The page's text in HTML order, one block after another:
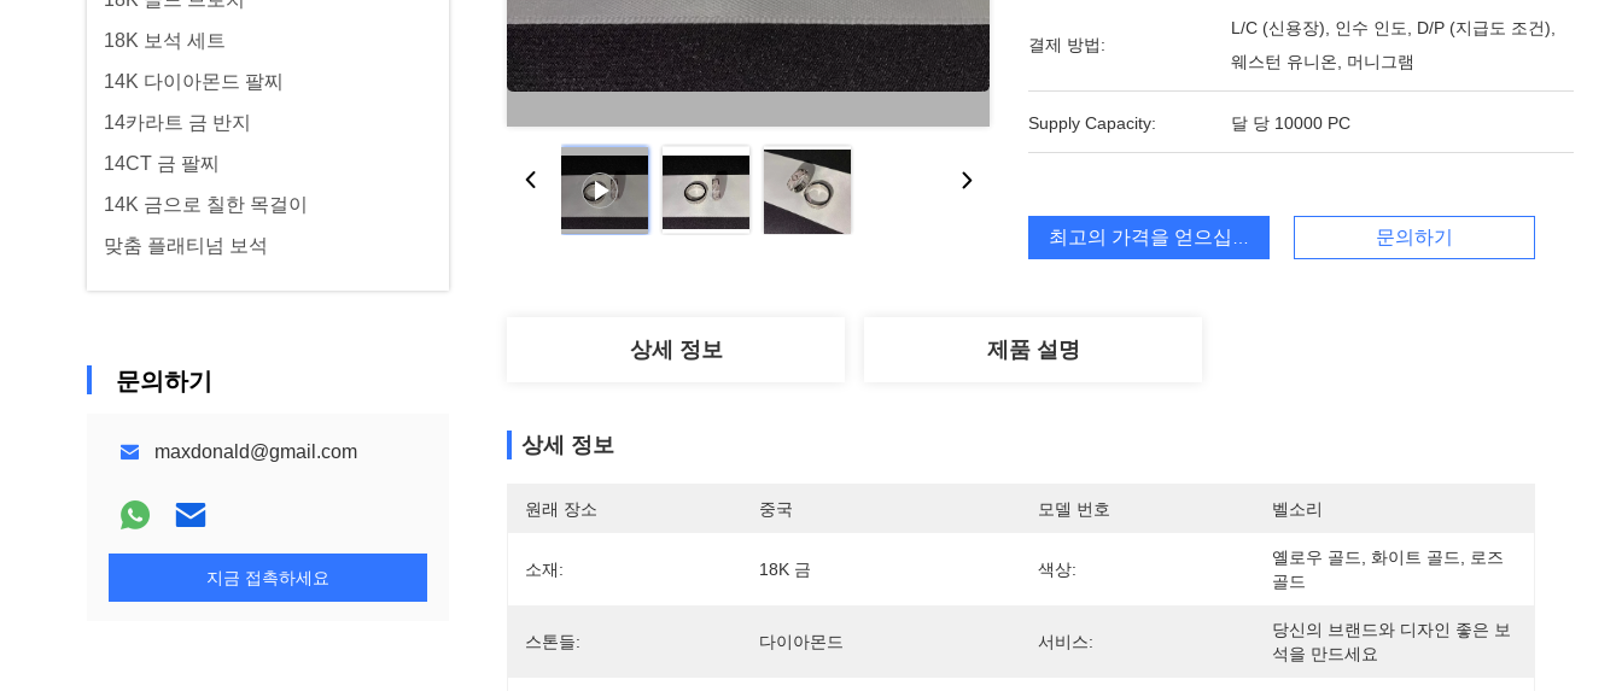
18K 보석 세트
14K 다이아몬드 팔찌
14카라트 금 반지
14CT 금 팔찌
14K 금으로 칠한 목걸이
맞춤 플래티넘 보석
문의하기
maxdonald@gmail.com
지금 접촉하세요
결제 방법:
L/C (신용장), 인수 인도, D/P (지급도 조건),
웨스턴 유니온, 머니그램
Supply Capacity: 달 당 10000 PC
최고의 가격을 얻으십시오 문의하기
상세 정보 제품 설명
상세 정보
원래 장소 중국 모델 번호 벨소리
소재: 18K 금 색상:
옐로우 골드, 화이트 골드, 로즈
골드
스톤들: 다이아몬드 서비스:
당신의 브랜드와 디자인 좋은 보
석을 만드세요